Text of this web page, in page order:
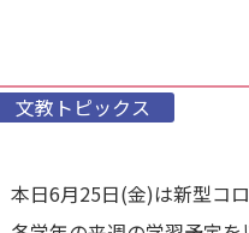
文教トピックス
本日6月25日(金)は新型コ